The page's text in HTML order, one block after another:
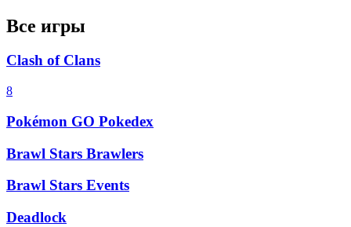
Все игры
Clash of Clans
8
Pokémon GO Pokedex
Brawl Stars Brawlers
Brawl Stars Events
Deadlock